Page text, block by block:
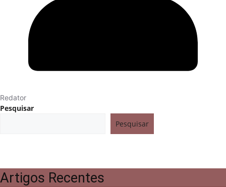
Redator
Pesquisar
Pesquisar
Artigos Recentes